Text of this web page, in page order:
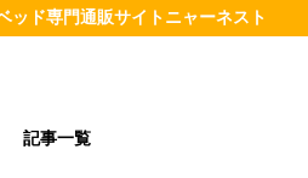
ッド専門通販サイトニャーネスト
記事一覧